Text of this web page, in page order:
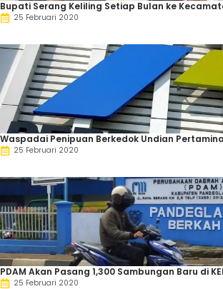
Bupati Serang Keliling Setiap Bulan ke
25 Februari 2020
Waspadai Penipuan Berkedok Undian Pertamina
25 Februari 2020
PDAM Akan Pasang 1,300 Sambungan Baru di
25 Februari 2020